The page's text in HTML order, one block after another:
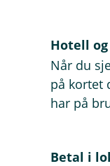
Hotell
Når du
på kortet
har på
Betal i